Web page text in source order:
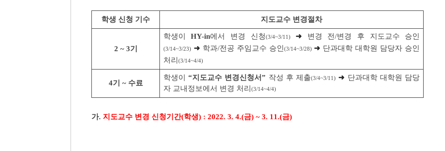
학생 신청 기수 지도교수 변경절차
2 ~ 3기
학생이HY-in에서 변경 신청(3/4~3/11) ➜ 변경 전/변경 후 지도교수 승인
(3/14~3/23) ➜ 학과/전공 주임교수 승인 (3/14~3/28) ➜ 단과대학 대학원 담당자 승인
처리 (3/14~4/4)
4기 ~ 수료
학생이“지도교수 변경신청서” 작성 후 제출(3/4~3/11) ➜ 단과대학 대학원 담당
자 교내정보에서 변경 처리 (3/14~4/4)
가. 지도교수 변경 신청기간(학생) : 2022. 3. 4.(금) ~ 3. 11.(금)